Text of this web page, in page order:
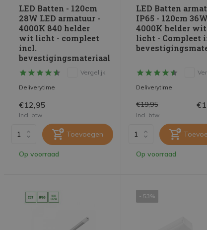
LED Batten - 120cm
28W LED armatuur -
4000K 840 helder
wit licht - compleet
incl.
bevestigingsmateriaal
Vergelijk
Deliverytime
€12,95
Incl. btw
Toevoegen
Op voorraad
LED Batten
IP65 - 120cm
4000K helder wit
licht - Compleet
Deliverytime
€19,95
Incl. btw
Op voorraad
- 53%